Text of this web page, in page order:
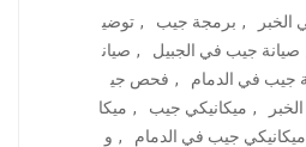
, برمجة جيب , توضي
صيانة جيب في الجبيل , صيان
جيب في الدمام , فحص جي
, ميكانيكي جيب , ميكا
ميكانيكي جيب في الدمام , و